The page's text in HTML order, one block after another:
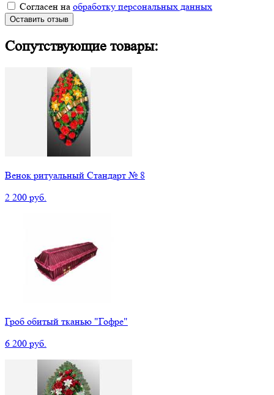
Согласен на обработку персональных данных
Оставить отзыв
Сопутствующие товары:
Венок ритуальный Стандарт № 8
2 200 руб.
Гроб обитый тканью "Гофре"
6 200 руб.